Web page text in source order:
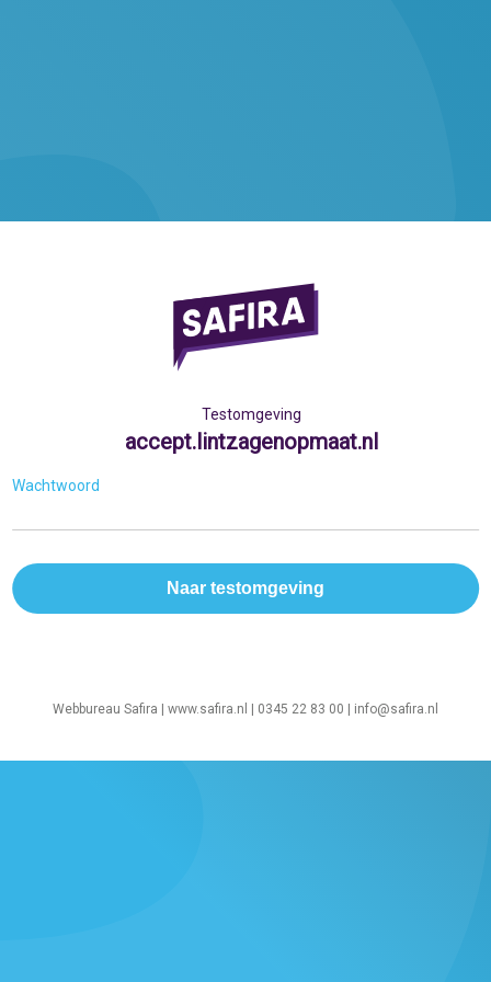
Testomgeving
accept.lintzagenopmaat.nl
Wachtwoord
Webbureau Safira | www.safira.nl | 0345 22 83 00 | info@safira.nl